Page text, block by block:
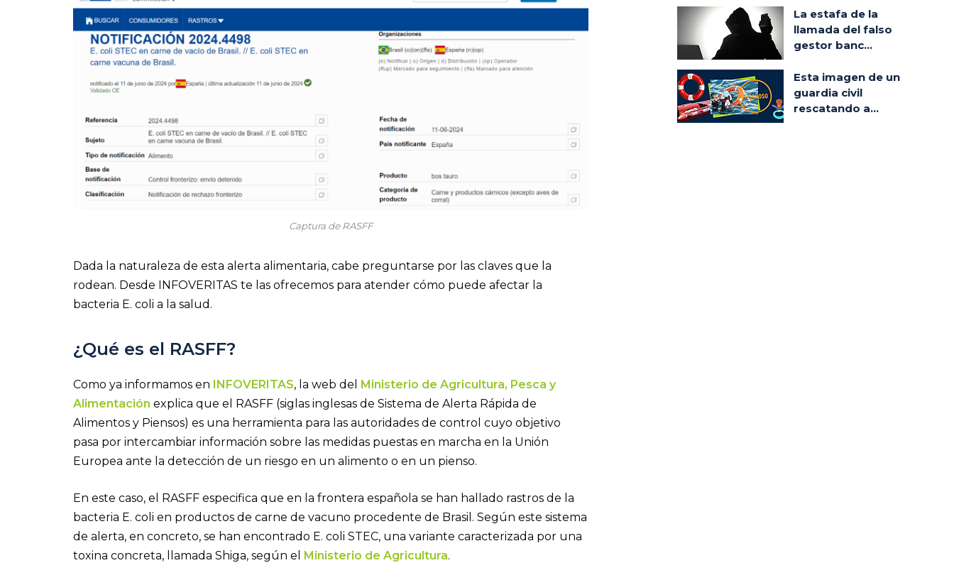
Captura de RASFF
Dada la naturaleza de esta alerta alimentaria, cabe preguntarse por las claves que la
rodean. Desde INFOVERITAS te las ofrecemos para atender cómo puede afectar la
bacteria E. coli a la salud.
¿Qué es el RASFF?
Como ya informamos en INFOVERITAS, la web del Ministerio de Agricultura, Pesca y
Alimentación explica que el RASFF (siglas inglesas de Sistema de Alerta Rápida de
Alimentos y Piensos) es una herramienta para las autoridades de control cuyo objetivo
pasa por intercambiar información sobre las medidas puestas en marcha en la Unión
Europea ante la detección de un riesgo en un alimento o en un pienso.
En este caso, el RASFF especifica que en la frontera española se han hallado rastros de la
bacteria E. coli en productos de carne de vacuno procedente de Brasil. Según este sistema
de alerta, en concreto, se han encontrado E. coli STEC, una variante caracterizada por una
toxina concreta, llamada Shiga, según el Ministerio de Agricultura.
La estafa de la
llamada del falso
gestor banc...
Esta imagen de un
guardia civil
rescatando a...